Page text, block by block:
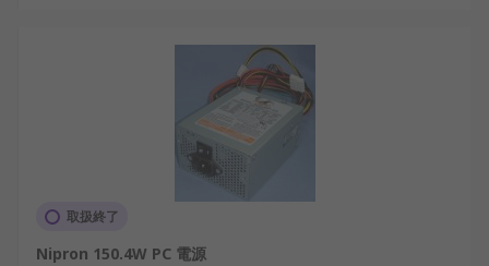
：データセンターや半導体製造ライ
ンなど、継続的な運用が求められる重要なア
プリケーションに使用されます。
一般的なPC電源の出力容量には500W、600W、
750W、1000Wがあります。オフィスPCには500W
で十分ですが、1000Wの高出力モデルはゲーミング
PC、AIアプリケーション、高性能コンピューティン
取扱終了
Nipron 150.4W PC 電源